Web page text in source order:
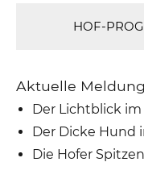
HOF-
Aktuelle
Der Lichtblick
Der Dicke Hund
Die Hofer